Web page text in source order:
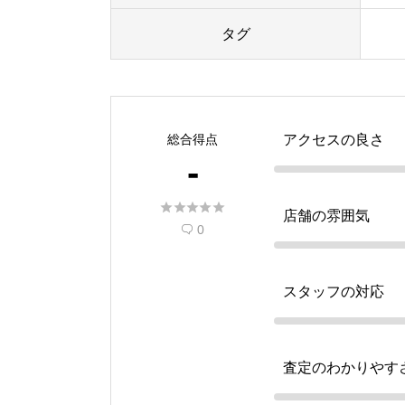
タグ
総合得点
-

 0
アクセスの良さ
店舗の雰囲気
スタッフの対応
査定のわかりやす